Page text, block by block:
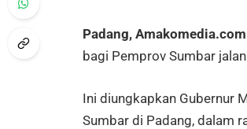
Padang, Amakomedia.com
bagi Pemprov Sumbar
Ini diungkapkan Gubernur
Sumbar di Padang, dalam